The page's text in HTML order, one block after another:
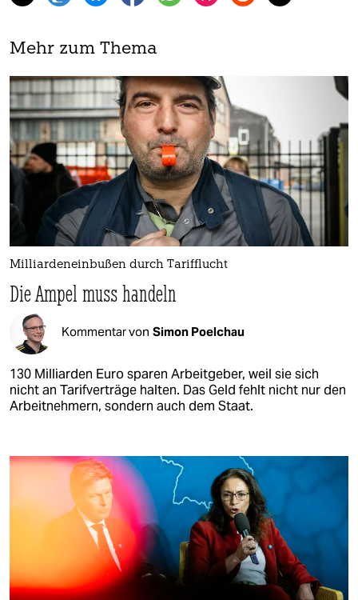
Mehr zum Thema
Milliardeneinbußen durch Tarifflucht
Die Ampel muss handeln
Kommentar von Simon Poelchau
130 Milliarden Euro sparen Arbeitgeber, weil sie sich
nicht an Tarifverträge halten. Das Geld fehlt nicht nur den
Arbeitnehmern, sondern auch dem Staat.